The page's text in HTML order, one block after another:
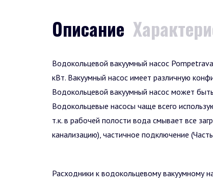
Описание
Водокольцевой вакуумный насос
кВт. Вакуумный насос имеет различную
Водокольцевой вакуумный насос может
Водокольцевые насосы чаще всего
т.к. в рабочей полости вода смывает все
канализацию), частичное подключение
Расходники к водокольцевому вакуумному